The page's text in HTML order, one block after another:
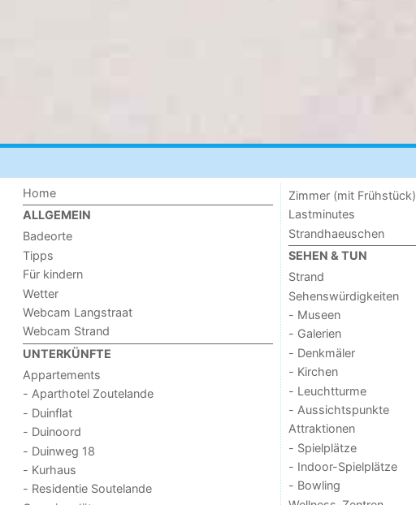
Home
ALLGEMEIN
Badeorte
Tipps
Für kindern
Wetter
Webcam Langstraat
Webcam Strand
UNTERKÜNFTE
Appartements
- Aparthotel Zoutelande
- Duinflat
- Duinoord
- Duinweg 18
- Kurhaus
- Residentie Soutelande
Zimmer (mit Frühstück)
Lastminutes
Strandhaeuschen
SEHEN & TUN
Strand
Sehenswürdigkeiten
- Museen
- Galerien
- Denkmäler
- Kirchen
- Leuchtturme
- Aussichtspunkte
Attraktionen
- Spielplätze
- Indoor-Spielplätze
- Bowling